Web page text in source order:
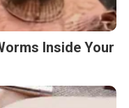
Inside Your